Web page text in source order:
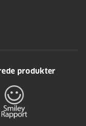
produkter